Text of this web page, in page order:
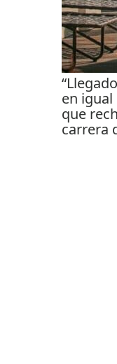
en
que
carrera